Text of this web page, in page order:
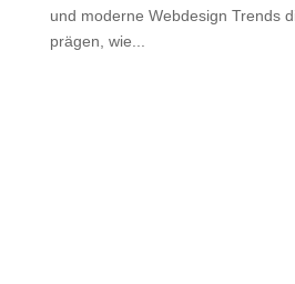
und moderne Webdesign Trends
prägen, wie...